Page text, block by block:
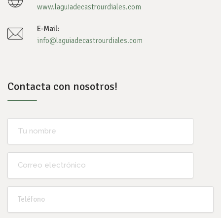
www.laguiadecastrourdiales.com
E-Mail:
info@laguiadecastrourdiales.com
Contacta con nosotros!